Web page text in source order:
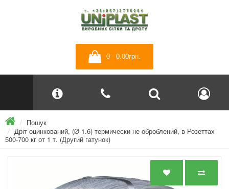
0 - 0.00грн.
Пошук
Дріт оцинкований, (Ø 1.6) термически не оброблений, в Розеттах
500-700 кг от 1 т. (Другий гатунок)